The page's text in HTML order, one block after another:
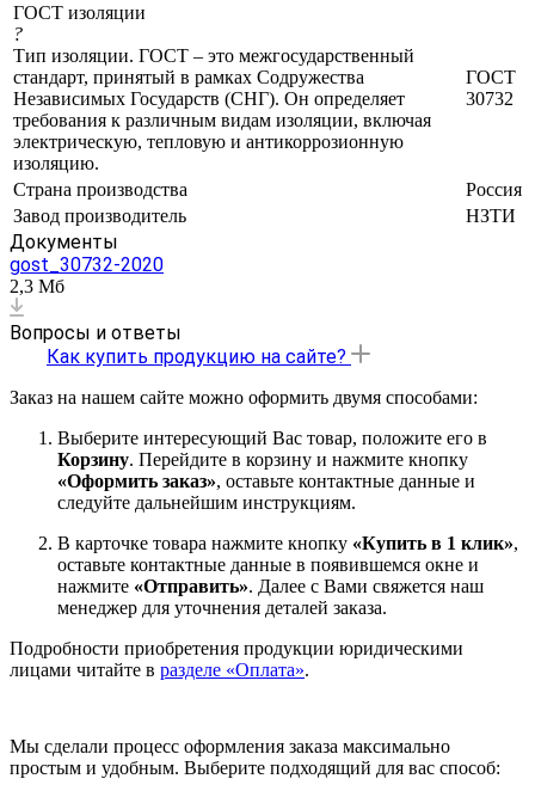
ГОСТ изоляции
?
Тип изоляции. ГОСТ – это межгосударственный
стандарт, принятый в рамках Содружества
Независимых Государств (СНГ). Он определяет
требования к различным видам изоляции, включая
электрическую, тепловую и антикоррозионную
изоляцию.
ГОСТ
30732
Страна производства
Россия
Завод производитель
НЗТИ
Документы
gost_30732-2020
2,3 Мб
Вопросы и ответы
Как купить продукцию на сайте?
Заказ на нашем сайте можно оформить двумя способами:
Выберите интересующий Вас товар, положите его в
Корзину. Перейдите в корзину и нажмите кнопку
«Оформить заказ», оставьте контактные данные и
следуйте дальнейшим инструкциям.
В карточке товара нажмите кнопку «Купить в 1 клик»,
оставьте контактные данные в появившемся окне и
нажмите «Отправить». Далее с Вами свяжется наш
менеджер для уточнения деталей заказа.
Подробности приобретения продукции юридическими
лицами читайте в разделе «Оплата».
Мы сделали процесс оформления заказа максимально
простым и удобным. Выберите подходящий для вас способ: